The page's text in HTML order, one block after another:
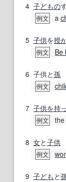
4 子どもの
例文 a
5 子供を授
例文 Be
6 子供と孫
例文
7 子供を持
例文 the
8 女と子供
例文
9 子ども と